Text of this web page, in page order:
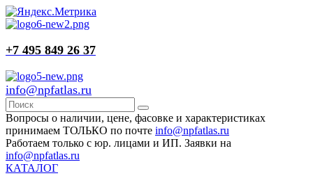
+7 495 849 26 37
info@npfatlas.ru
Вопросы о наличии, цене, фасовке и характеристиках
принимаем ТОЛЬКО по почте info@npfatlas.ru
Работаем только с юр. лицами и ИП. Заявки на
info@npfatlas.ru
КАТАЛОГ